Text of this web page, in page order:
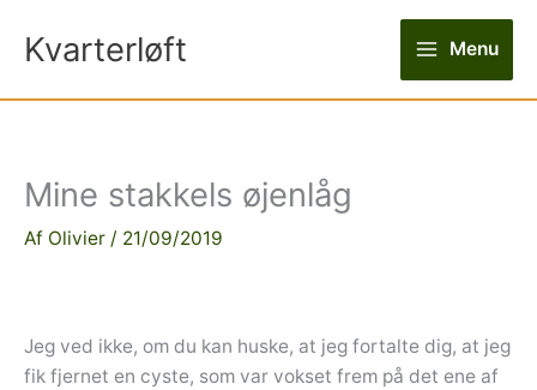
Kvarterløft Menu
Mine stakkels øjenlåg
Af Olivier / 21/09/2019
Jeg ved ikke, om du kan huske, at jeg fortalte dig, at jeg
fik fjernet en cyste, som var vokset frem på det ene af